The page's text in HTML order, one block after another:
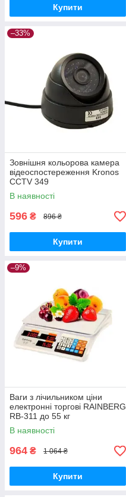
Купити
–33%
Зовнішня кольорова камера
відеоспостереження Kronos
CCTV 349
В наявності
596 ₴ 896 ₴
Купити
–9%
Ваги з лічильником ціни
електронні торгові RAINBERG
RB-311 до 55 кг
В наявності
964 ₴ 1 064 ₴
Купити